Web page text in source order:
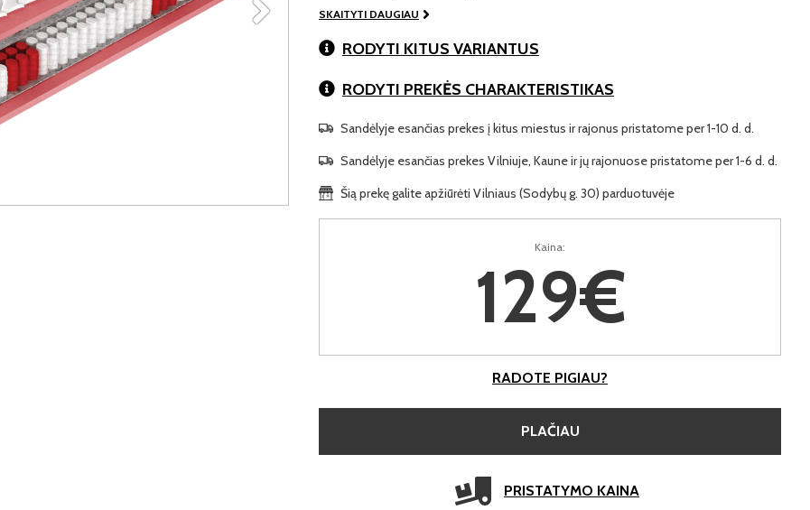
SKAITYTI DAUGIAU
RODYTI KITUS VARIANTUS
RODYTI PREKĖS CHARAKTERISTIKAS
Sandėlyje esančias prekes į kitus miestus ir rajonus pristatome per 1-10 d. d.
Sandėlyje esančias prekes Vilniuje, Kaune ir jų rajonuose pristatome per 1-6 d. d.
Šią prekę galite apžiūrėti Vilniaus (Sodybų g. 30) parduotuvėje
Kaina:
129€
RADOTE PIGIAU?
PLAČIAU
PRISTATYMO KAINA